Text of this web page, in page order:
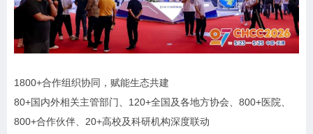
1800+合作组织协同，赋能生态共建
80+国内外相关主管部门、120+全国及各地方协会、800+医院、
800+合作伙伴、20+高校及科研机构深度联动